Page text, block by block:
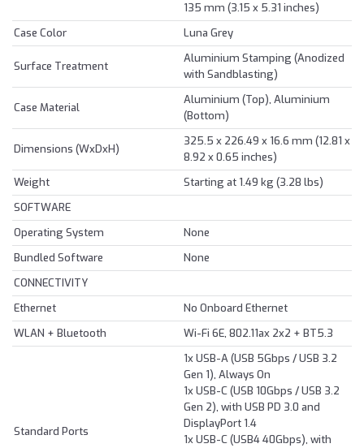
135 mm (3.15 x 5.31 inches)
Case Color
Luna Grey
Surface Treatment
Aluminium Stamping (Anodized
with Sandblasting)
Case Material
Aluminium (Top), Aluminium
(Bottom)
Dimensions (WxDxH)
325.5 x 226.49 x 16.6 mm (12.81 x
8.92 x 0.65 inches)
Weight
Starting at 1.49 kg (3.28 lbs)
SOFTWARE
Operating System
None
Bundled Software
None
CONNECTIVITY
Ethernet
No Onboard Ethernet
WLAN + Bluetooth
Wi-Fi 6E, 802.11ax 2x2 + BT5.3
Standard Ports
1x USB-A (USB 5Gbps / USB 3.2
Gen 1), Always On
1x USB-C (USB 10Gbps / USB 3.2
Gen 2), with USB PD 3.0 and
DisplayPort 1.4
1x USB-C (USB4 40Gbps), with